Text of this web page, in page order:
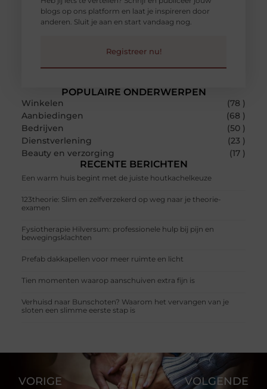
POPULAIRE ONDERWERPEN
Winkelen
(78 )
Aanbiedingen
(68 )
Bedrijven
(50 )
Dienstverlening
(23 )
Beauty en verzorging
(17 )
RECENTE BERICHTEN
Een warm huis begint met de juiste houtkachelkeuze
123theorie: Slim en zelfverzekerd op weg naar je theorie-
examen
Fysiotherapie Hilversum: professionele hulp bij pijn en
bewegingsklachten
Prefab dakkapellen voor meer ruimte en licht
Tien momenten waarop aanschuiven extra fijn is
Verhuisd naar Bunschoten? Waarom het vervangen van je
sloten een slimme eerste stap is
blogs op ons platform en laat je inspireren door
anderen. Sluit je aan en start vandaag nog.
Registreer nu!
VORIGE VOLGENDE